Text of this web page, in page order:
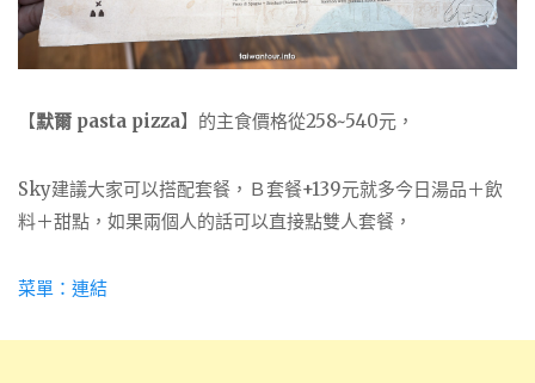
【默爾 pasta pizza】的主食價格從258~540元，
Sky建議大家可以搭配套餐，Ｂ套餐+139元就多今日湯品＋飲
料＋甜點，如果兩個人的話可以直接點雙人套餐，
菜單：連結